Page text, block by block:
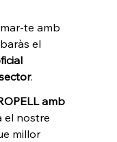
te amb
el
.
amb
el nostre
millor